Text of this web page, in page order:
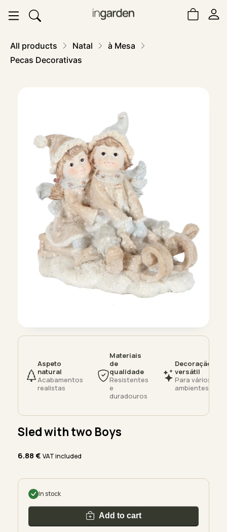
All products Natal
à Mesa
Pecas Decorativas
Aspeto
natural
Acabamentos
realistas
Materiais
de
qualidade
Resistentes
e
duradouros
Decoração
versátil
Para vários
ambientes
Sled with two Boys
6.88€ VAT included
In stock
Add to cart